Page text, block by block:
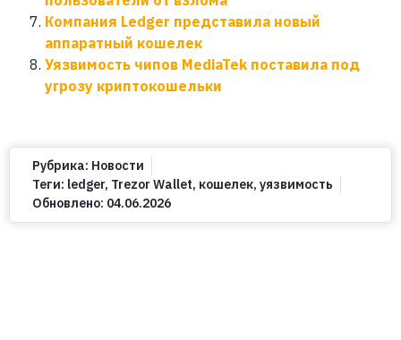
Компания Ledger представила новый
аппаратный кошелек
Уязвимость чипов MediaTek поставила под
угрозу криптокошельки
Рубрика: Новости
Теги: ledger, Trezor Wallet, кошелек, уязвимость
Обновлено: 04.06.2026